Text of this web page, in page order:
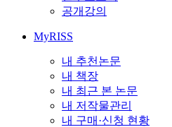
공개강의
MyRISS
내 추천논문
내 책장
내 최근 본 논문
내 저작물관리
내 구매·신청 현황